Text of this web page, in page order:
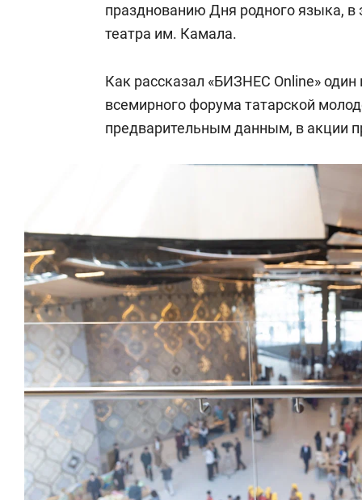
празднованию Дня родного языка, в
театра им. Камала.
Как рассказал «БИЗНЕС Online»
всемирного форума татарской
предварительным данным, в акции
Как ГК «МИР ГРУПП» и ВТБ
создают оазис жилого
150